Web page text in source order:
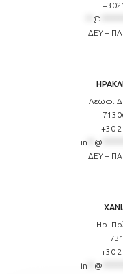
@
ΔΕΥ –
Λεωφ.
+30
in
@
ΔΕΥ –
Ηρ.
+30
in
@